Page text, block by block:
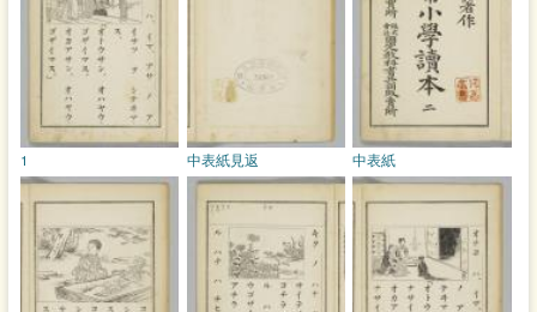
中表紙
中表紙見返
1